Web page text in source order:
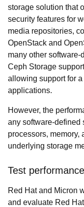
storage solution that
security features for
media repositories,
OpenStack and
many other
Ceph Storage
allowing support for
applications.
However, the
any software-defined
processors, memory,
underlying storage
Test
Red Hat and Micron
and evaluate Red